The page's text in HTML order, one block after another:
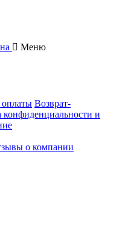
Меню
оплаты Возврат-
и
о компании